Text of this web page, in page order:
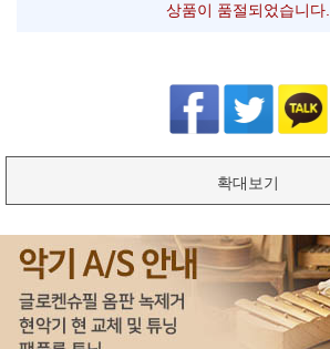
상품이 품절되었습니다.
확대보기